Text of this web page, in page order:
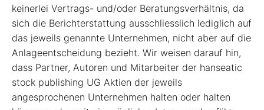
keinerlei Vertrags- und/oder Beratungsverhältnis, da
sich die Berichterstattung ausschliesslich lediglich auf
das jeweils genannte Unternehmen, nicht aber auf die
Anlageentscheidung bezieht. Wir weisen darauf hin,
dass Partner, Autoren und Mitarbeiter der hanseatic
stock publishing UG Aktien der jeweils
angesprochenen Unternehmen halten oder halten